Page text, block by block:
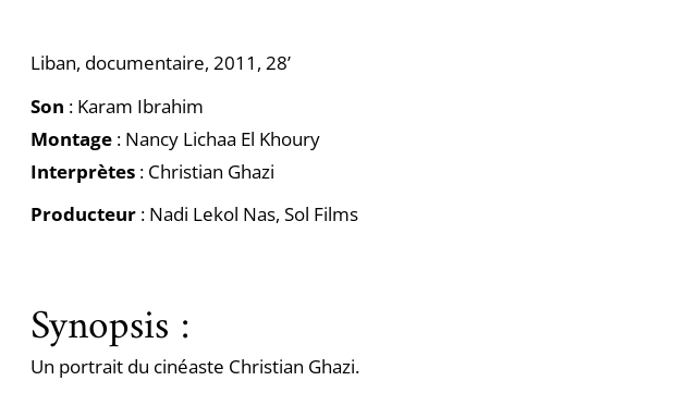
Liban, documentaire, 2011, 28’
Son : Karam Ibrahim
Montage : Nancy Lichaa El Khoury
Interprètes : Christian Ghazi
Producteur : Nadi Lekol Nas, Sol Films
Synopsis :
Un portrait du cinéaste Christian Ghazi.